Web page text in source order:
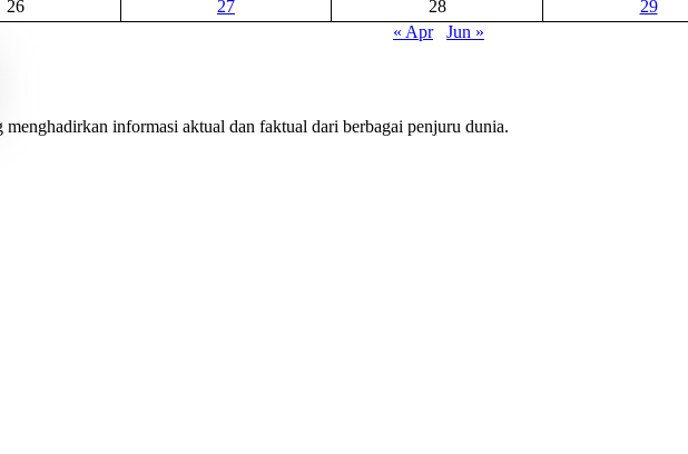
26 27 28
29
« Apr
Jun »
informasi aktual dan faktual dari berbagai penjuru dunia.